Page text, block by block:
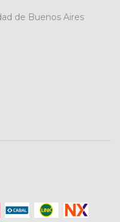
de Buenos Aires